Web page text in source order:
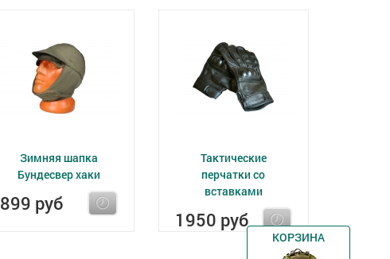
Зимняя шапка
Бундесвер хаки
899 руб
Тактические
перчатки со
вставками
1950 руб
КОРЗИНА